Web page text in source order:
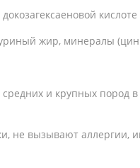
кислоте
жир, минералы
и крупных пород
не вызывают аллергии,